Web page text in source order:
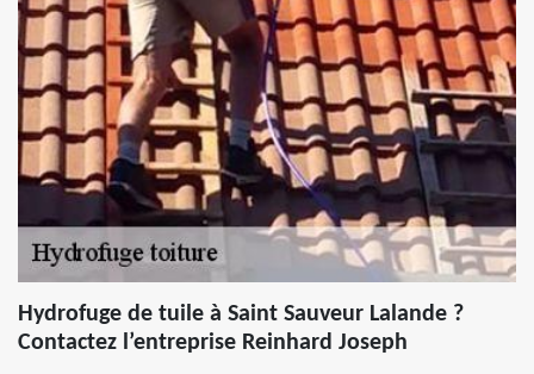
Hydrofuge de tuile à Saint Sauveur Lalande ?
Contactez l’entreprise Reinhard Joseph